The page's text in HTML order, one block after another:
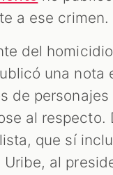
a ese crimen.
del
una nota
de
al respecto.
que sí
al